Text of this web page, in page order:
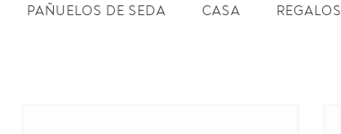
PAÑUELOS DE SEDA CASA REGALOS